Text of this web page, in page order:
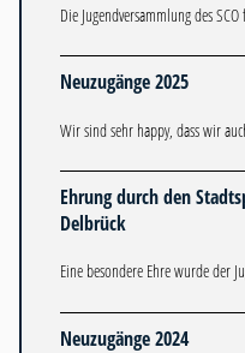
Die Jugendversammlung des
Neuzugänge 2025
Wir sind sehr happy, dass wir
Ehrung durch den
Delbrück
Eine besondere Ehre wurde der
Neuzugänge 2024